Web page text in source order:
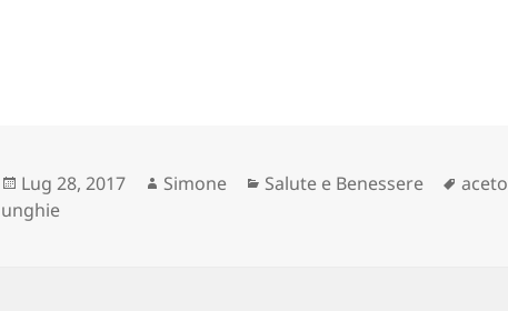
Scritto
il
Lug 28, 2017 Autore
Simone Categorie
Salute e Benessere Tag
aceto
unghie